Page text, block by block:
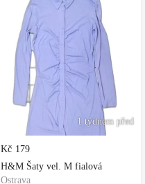
1 týdnem před
Kč 179
H&M Šaty vel. M fialová
Ostrava